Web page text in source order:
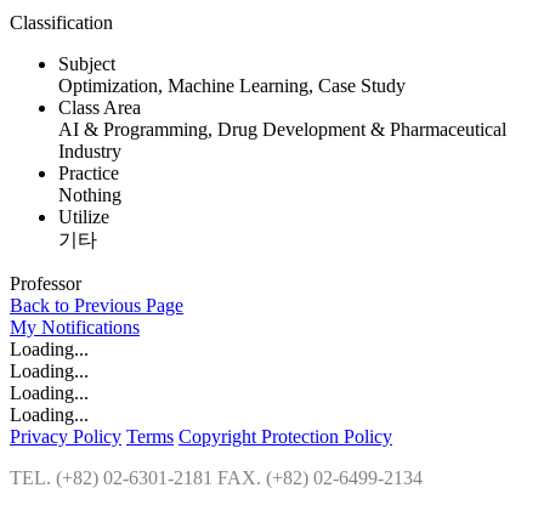
Classification
Subject
Optimization, Machine Learning, Case Study
Class Area
AI & Programming, Drug Development & Pharmaceutical
Industry
Practice
Nothing
Utilize
기타
Professor
Back to Previous Page
My Notifications
Loading...
Loading...
Loading...
Loading...
Privacy Policy Terms Copyright Protection Policy
TEL. (+82) 02-6301-2181 FAX. (+82) 02-6499-2134